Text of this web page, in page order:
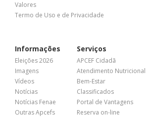
Valores
Termo de Uso e de Privacidade
Informações
Eleições 2026
Imagens
Vídeos
Notícias
Notícias Fenae
Outras Apcefs
Serviços
APCEF Cidadã
Atendimento Nutricional
Bem-Estar
Classificados
Portal de Vantagens
Reserva on-line